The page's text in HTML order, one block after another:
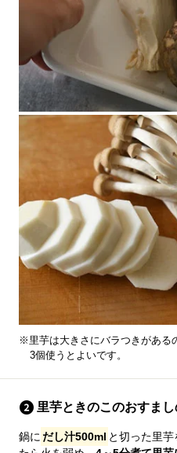
※里芋は大きさにバラつきがある
3個使うとよいです。
里芋ときのこのおすま
鍋に だし汁500ml と切った里